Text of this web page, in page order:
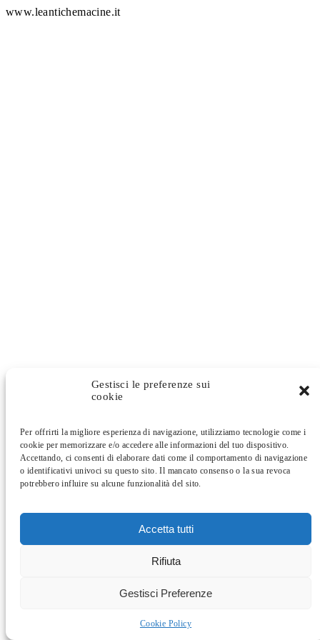
Gestisci le preferenze sui
cookie
Per offrirti la migliore esperienza di navigazione, utilizziamo tecnologie come i
cookie per memorizzare e/o accedere alle informazioni del tuo dispositivo.
Accettando, ci consenti di elaborare dati come il comportamento di navigazione
o identificativi univoci su questo sito. Il mancato consenso o la sua revoca
potrebbero influire su alcune funzionalità del sito.
Accetta tutti
Rifiuta
Gestisci Preferenze
Cookie Policy
www.leantichemacine.it